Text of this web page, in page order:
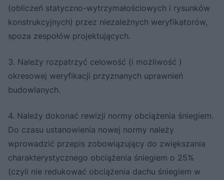
(obliczeń statyczno-wytrzymałościowych i rysunków
konstrukcyjnych) przez niezależnych weryfikatorów,
spoza zespołów projektujących.
3. Należy rozpatrzyć celowość (i możliwość )
okresowej weryfikacji przyznanych uprawnień
budowlanych.
4. Należy dokonać rewizji normy obciążenia śniegiem.
Do czasu ustanowienia nowej normy należy
wprowadzić przepis zobowiązujący do zwiększania
charakterystycznego obciążenia śniegiem o 25%
(czyli nie redukować obciążenia dachu śniegiem w